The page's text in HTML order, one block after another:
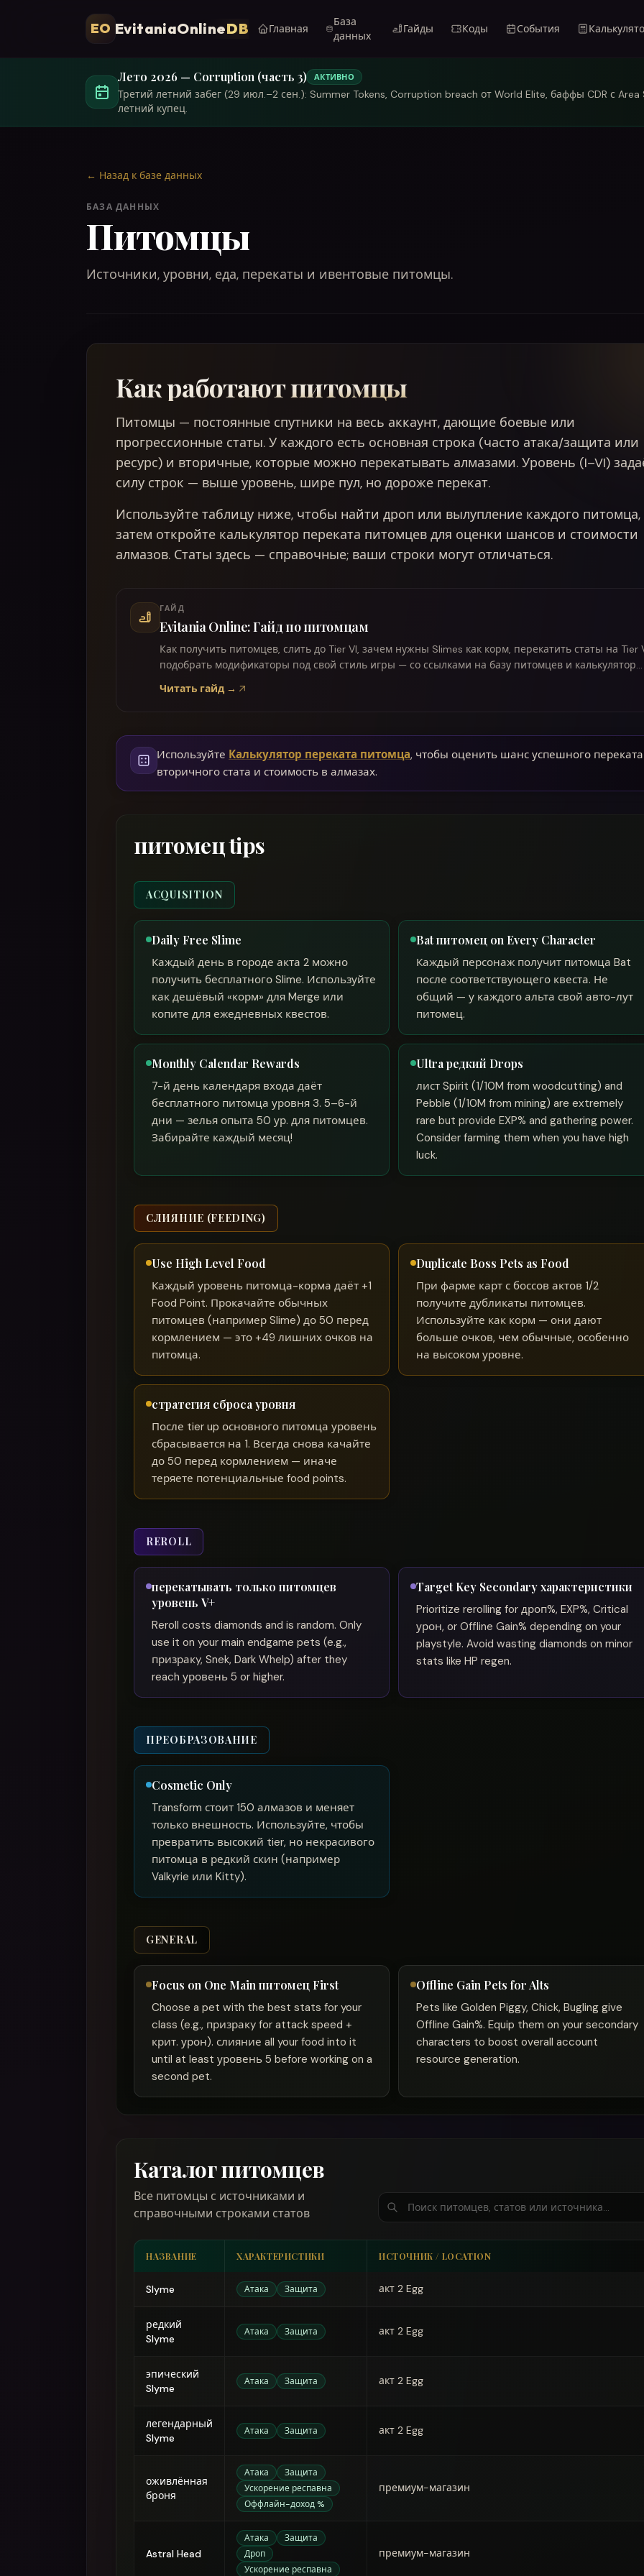
EO EvitaniaOnlineDB Главная
База
данных
Гайды Коды События
Лето 2026 — Corruption (часть 3) АКТИВНО
Третий летний забег (29 июл.–2 сен.): Summer Tokens, Corruption breach от World Elite, баффы CDR с Area
летний купец.
← Назад к базе данных
БАЗА ДАННЫХ
Питомцы
Источники, уровни, еда, перекаты и ивентовые питомцы.
Как работают питомцы
Питомцы — постоянные спутники на весь аккаунт, дающие боевые или
прогрессионные статы. У каждого есть основная строка (часто атака/защита или
ресурс) и вторичные, которые можно перекатывать алмазами. Уровень (I–VI)
силу строк — выше уровень, шире пул, но дороже перекат.
Используйте таблицу ниже, чтобы найти дроп или вылупление каждого питомца,
затем откройте калькулятор переката питомцев для оценки шансов и стоимости
алмазов. Статы здесь — справочные; ваши строки могут отличаться.
ГАЙД
Evitania Online: Гайд по питомцам
Как получить питомцев, слить до Tier VI, зачем нужны Slimes как корм, перекатить статы на Tier
подобрать модификаторы под свой стиль игры — со ссылками на базу питомцев и калькулятор
Читать гайд →
Используйте Калькулятор переката питомца, чтобы оценить шанс успешного переката
вторичного стата и стоимость в алмазах.
питомец tips
ACQUISITION
Daily Free Slime
Каждый день в городе акта 2 можно
получить бесплатного Slime. Используйте
как дешёвый «корм» для Merge или
копите для ежедневных квестов.
Bat питомец on Every Character
Каждый персонаж получит питомца Bat
после соответствующего квеста. Не
общий — у каждого альта свой авто-лут
питомец.
Monthly Calendar Rewards
7-й день календаря входа даёт
бесплатного питомца уровня 3. 5–6-й
дни — зелья опыта 50 ур. для питомцев.
Забирайте каждый месяц!
Ultra редкий Drops
лист Spirit (1/10M from woodcutting) and
Pebble (1/10M from mining) are extremely
rare but provide EXP% and gathering power.
Consider farming them when you have high
luck.
СЛИЯНИЕ (FEEDING)
Use High Level Food
Каждый уровень питомца-корма даёт +1
Food Point. Прокачайте обычных
питомцев (например Slime) до 50 перед
кормлением — это +49 лишних очков на
питомца.
Duplicate Boss Pets as Food
При фарме карт с боссов актов 1/2
получите дубликаты питомцев.
Используйте как корм — они дают
больше очков, чем обычные, особенно
на высоком уровне.
стратегия сброса уровня
После tier up основного питомца уровень
сбрасывается на 1. Всегда снова качайте
до 50 перед кормлением — иначе
теряете потенциальные food points.
REROLL
перекатывать только питомцев
уровень V+
Reroll costs diamonds and is random. Only
use it on your main endgame pets (e.g.,
призракy, Snek, Dark Whelp) after they
reach уровень 5 or higher.
Target Key Secondary характеристики
Prioritize rerolling for дроп%, EXP%, Critical
урон, or Offline Gain% depending on your
playstyle. Avoid wasting diamonds on minor
stats like HP regen.
ПРЕОБРАЗОВАНИЕ
Cosmetic Only
Transform стоит 150 алмазов и меняет
только внешность. Используйте, чтобы
превратить высокий tier, но некрасивого
питомца в редкий скин (например
Valkyrie или Kitty).
GENERAL
Focus on One Main питомец First
Choose a pet with the best stats for your
class (e.g., призракy for attack speed +
крит. урон). слияние all your food into it
until at least уровень 5 before working on a
second pet.
Offline Gain Pets for Alts
Pets like Golden Piggy, Chick, Bugling give
Offline Gain%. Equip them on your secondary
characters to boost overall account
resource generation.
Каталог питомцев
Все питомцы с источниками и
справочными строками статов
НАЗВАНИЕ ХАРАКТЕРИСТИКИ ИСТОЧНИК / LOCATION
Slyme Атака Защита акт 2 Egg
редкий
Slyme
Атака Защита акт 2 Egg
эпический
Slyme
Атака Защита акт 2 Egg
легендарный
Slyme
Атака Защита акт 2 Egg
оживлённая
броня
Атака
Защита
Ускорение респавна
Оффлайн-доход %
премиум-магазин
Astral Head
Атака
Защита
Дроп
Ускорение респавна
премиум-магазин